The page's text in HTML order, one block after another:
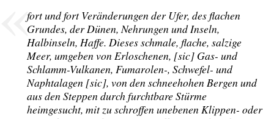
fort und fort Veränderungen der Ufer, des flachen
Grundes, der Dünen, Nehrungen und Inseln,
Halbinseln, Haffe. Dieses schmale, flache, salzige
Meer, umgeben von Erloschenen, [sic] Gas- und
Schlamm-Vulkanen, Fumarolen-, Schwefel- und
Naphtalagen [sic], von den schneehohen Bergen und
aus den Steppen durch furchtbare Stürme
heimgesucht, mit zu schroffen unebenen Klippen- oder